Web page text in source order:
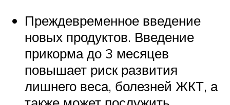
Преждевременное введение
новых продуктов. Введение
прикорма до 3 месяцев
повышает риск развития
лишнего веса, болезней ЖКТ, а